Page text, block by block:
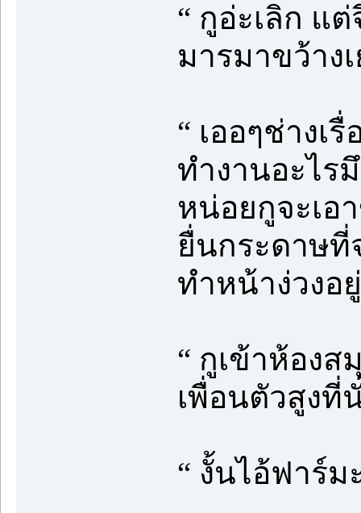
“ กูอ่ะเลิก แ
มารมาขว้าง
“ เออๆช่างเ
ทำงานอะไร
หน่อยกูจะเอ
ยื่นกระดาษที่
ทำหน้าง่วงอ
“ กูเข้าห้องส
เพื่อนตัวสูงที่
“ งั้นไอ้ฟาร์ม